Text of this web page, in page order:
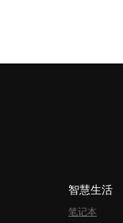
智慧生活
笔记本